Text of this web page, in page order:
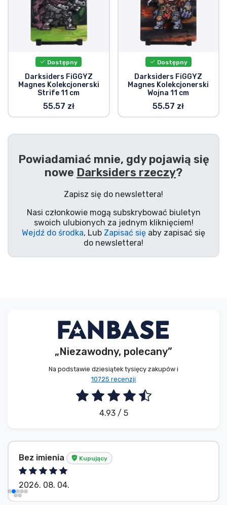
Dostępny
Darksiders FiGGYZ
Magnes Kolekcjonerski
Strife 11 cm
55.57 zł
Dostępny
Darksiders FiGGYZ
Magnes Kolekcjonerski
Wojna 11 cm
55.57 zł
Powiadamiać mnie, gdy pojawią się
nowe Darksiders rzeczy?
Zapisz się do newslettera!
Nasi członkowie mogą subskrybować biuletyn
swoich ulubionych za jednym kliknięciem!
Wejdź do środka, Lub Zapisać się aby zapisać się
do newslettera!
„Niezawodny, polecany”
Na podstawie dziesiątek tysięcy zakupów i
10725 recenzji
4.93 / 5
Bez imienia Kupujący
2026. 08. 04.
Typy produktów
Marki